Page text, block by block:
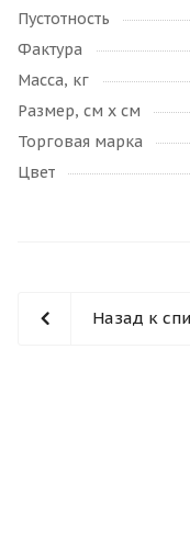
Пустотность
Фактура
Масса, кг
Размер, см х см
Торговая марка
Цвет
Назад к